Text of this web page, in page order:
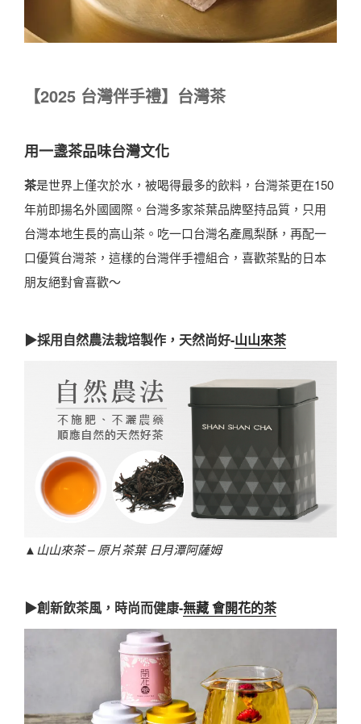
【2025 台灣伴手禮】台灣茶
用一盞茶品味台灣文化
茶是世界上僅次於水，被喝得最多的飲料，台灣茶更在150
年前即揚名外國國際。台灣多家茶葉品牌堅持品質，只用
台灣本地生長的高山茶。吃一口台灣名產鳳梨酥，再配一
口優質台灣茶，這樣的台灣伴手禮組合，喜歡茶點的日本
朋友絕對會喜歡～
▶採用自然農法栽培製作，天然尚好-山山來茶
▲ 山山來茶 – 原片茶葉 日月潭阿薩姆
▶創新飲茶風，時尚而健康-無藏 會開花的茶